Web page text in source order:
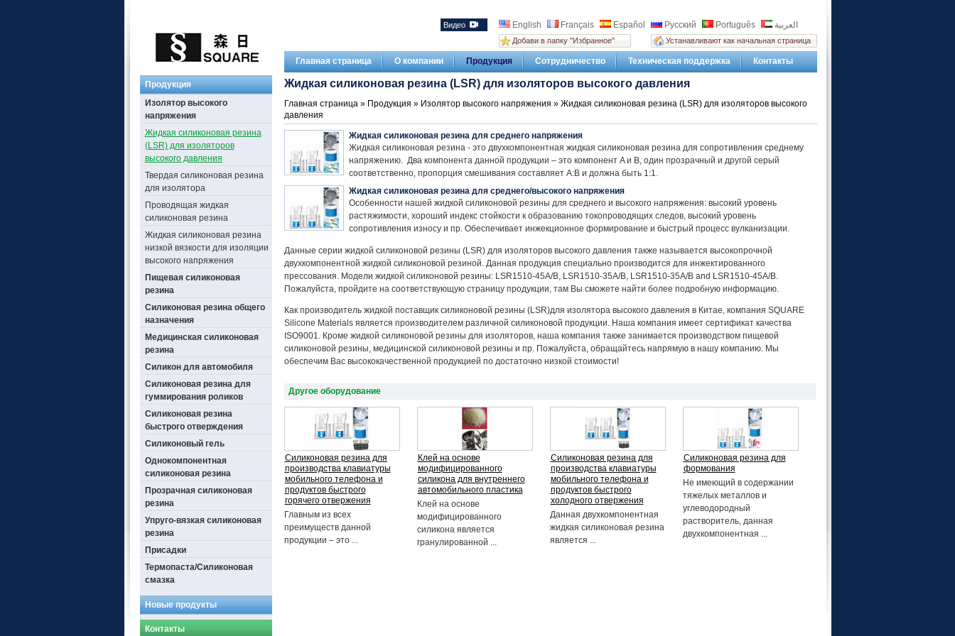
Видео English Français Español Русский Português العربية
Устанавливают как начальная страница
Добави в папку "Избранное"
Главная страница О компании Продукция Сотрудничество Техническая поддержка Контакты
Продукция
Изолятор высокого
напряжения
Жидкая силиконовая резина
(LSR) для изоляторов
высокого давления
Твердая силиконовая резина
для изолятора
Проводящая жидкая
силиконовая резина
Жидкая силиконовая резина
низкой вязкости для изоляции
высокого напряжения
Пищевая силиконовая
резина
Силиконовая резина общего
назначения
Медицинская силиконовая
резина
Силикон для автомобиля
Силиконовая резина для
гуммирования роликов
Силиконовая резина
быстрого отверждения
Силиконовый гель
Однокомпонентная
силиконовая резина
Прозрачная силиконовая
резина
Упруго-вязкая силиконовая
резина
Присадки
Термопаста/Силиконовая
смазка
Новые продукты
Контакты
Жидкая силиконовая резина (LSR) для изоляторов высокого давления
Главная страница» Продукция » Изолятор высокого напряжения » Жидкая силиконовая резина (LSR) для изоляторов высокого
давления
Жидкая силиконовая резина для среднего напряжения
Жидкая силиконовая резина - это двухкомпонентная жидкая силиконовая резина для сопротивления среднему
напряжению. Два компонента данной продукции – это компонент A и B, один прозрачный и другой серый
соответственно, пропорция смешивания составляет A:B и должна быть 1:1.
Жидкая силиконовая резина для среднего/высокого напряжения
Особенности нашей жидкой силиконовой резины для среднего и высокого напряжения: высокий уровень
растяжимости, хороший индекс стойкости к образованию токопроводящих следов, высокий уровень
сопротивления износу и пр. Обеспечивает инжекционное формирование и быстрый процесс вулканизации.
Данные серии жидкой силиконовой резины (LSR) для изоляторов высокого давления также называется высокопрочной
двухкомпонентной жидкой силиконовой резиной. Данная продукция специально производится для инжектированного
прессования. Модели жидкой силиконовой резины: LSR1510-45A/B, LSR1510-35A/B, LSR1510-35A/B and LSR1510-45A/B.
Пожалуйста, пройдите на соответствующую страницу продукции, там Вы сможете найти более подробную информацию.
Как производитель жидкой поставщик силиконовой резины (LSR)для изолятора высокого давления в Китае, компания SQUARE
Silicone Materials является производителем различной силиконовой продукции. Наша компания имеет сертификат качества
ISO9001. Кроме жидкой силиконовой резины для изоляторов, наша компания также занимается производством пищевой
силиконовой резины, медицинской силиконовой резины и пр. Пожалуйста, обращайтесь напрямую в нашу компанию. Мы
обеспечим Вас высококачественной продукцией по достаточно низкой стоимости!
Другое оборудование
Силиконовая резина для
производства клавиатуры
мобильного телефона и
продуктов быстрого
горячего отвержения
Главным из всех
преимуществ данной
продукции – это ...
Клей на основе
модифицированного
силикона для внутреннего
автомобильного пластика
Клей на основе
модифицированного
силикона является
гранулированной ...
Силиконовая резина для
производства клавиатуры
мобильного телефона и
продуктов быстрого
холодного отвержения
Данная двухкомпонентная
жидкая силиконовая резина
является ...
Силиконовая резина для
формования
Не имеющий в содержании
тяжелых металлов и
углеводородный
растворитель, данная
двухкомпонентная ...